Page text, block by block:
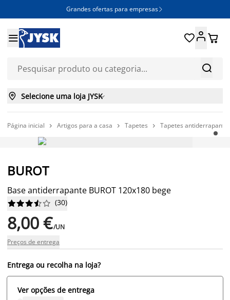
Grandes ofertas para empresas 


 
 Selecione uma loja JYSK
Página inicial  Artigos para a casa  Tapetes  Tapetes
BUROT
Base antiderrapante BUROT 120x180 bege





 (30)
8,00 €/UN
Preços de entrega
Entrega ou recolha na loja?
Ver opções de entrega